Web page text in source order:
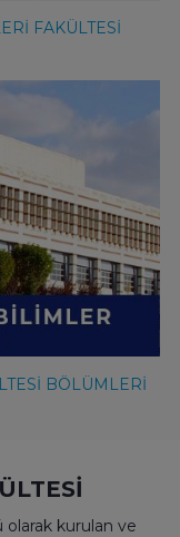
FAKÜLTESİ
BÖLÜMLERİ
olarak kurulan ve